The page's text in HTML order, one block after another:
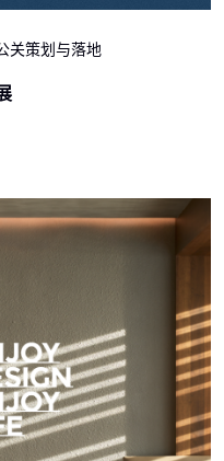
关策划与落地